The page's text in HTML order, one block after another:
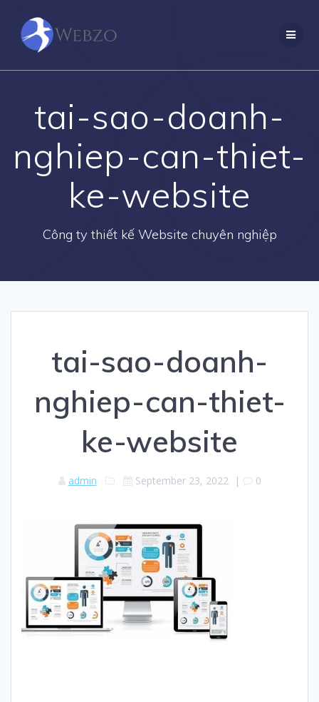
tai-sao-doanh-
nghiep-can-thiet-
ke-website
Công ty thiết kế Website chuyên nghiệp
tai-sao-doanh-
nghiep-can-thiet-
ke-website
admin September 23, 2022 | 0